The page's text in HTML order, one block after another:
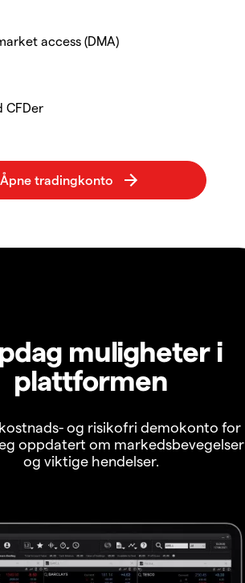
access (DMA)
CFDer
muligheter i
plattformen
og risikofri demokonto for
oppdatert om markedsbevegelser
og viktige hendelser.